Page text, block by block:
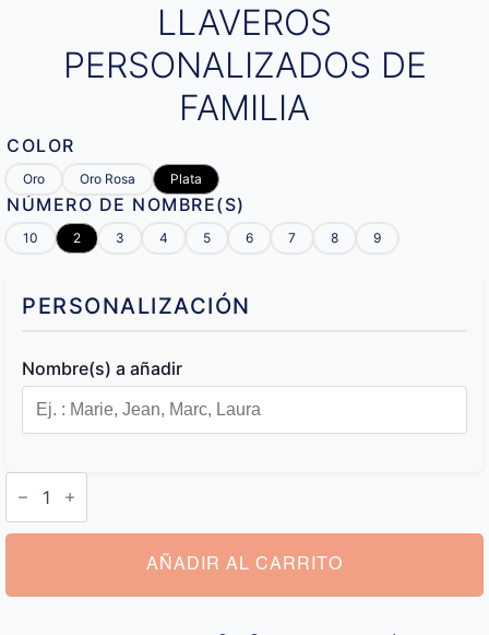
LLAVEROS
PERSONALIZADOS DE
FAMILIA
COLOR
Oro Oro Rosa Plata
NÚMERO DE NOMBRE(S)
10 2 3 4 5 6 7 8 9
PERSONALIZACIÓN
Nombre(s) a añadir
Llaveros
Personalizados
de
Familia
AÑADIR AL CARRITO